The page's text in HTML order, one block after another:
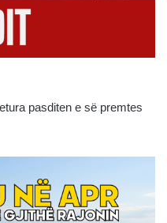
pasditen e së premtes